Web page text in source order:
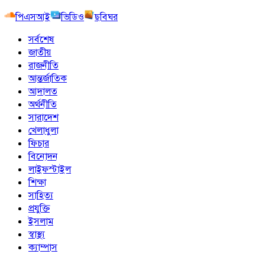
পিএসআই
ভিডিও
ছবিঘর
সর্বশেষ
জাতীয়
রাজনীতি
আন্তর্জাতিক
আদালত
অর্থনীতি
সারাদেশ
খেলাধুলা
ফিচার
বিনোদন
লাইফস্টাইল
শিক্ষা
সাহিত্য
প্রযুক্তি
ইসলাম
স্বাস্থ্য
ক্যাম্পাস